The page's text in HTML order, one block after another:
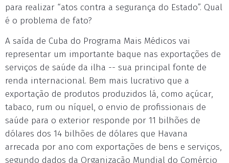
para realizar “atos contra a segurança do Estado”. Qual
é o problema de fato?
A saída de Cuba do Programa Mais Médicos vai
representar um importante baque nas exportações de
serviços de saúde da ilha -- sua principal fonte de
renda internacional. Bem mais lucrativo que a
exportação de produtos produzidos lá, como açúcar,
tabaco, rum ou níquel, o envio de profissionais de
saúde para o exterior responde por 11 bilhões de
dólares dos 14 bilhões de dólares que Havana
arrecada por ano com exportações de bens e serviços,
segundo dados da Organização Mundial do Comércio